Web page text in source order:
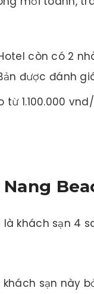
còn có 2
được đánh
1.100.000
Nang
là khách sạn 4
sạn này